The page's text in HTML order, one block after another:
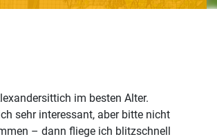
im besten Alter.
sehr interessant, aber bitte nicht
– dann fliege ich blitzschnell